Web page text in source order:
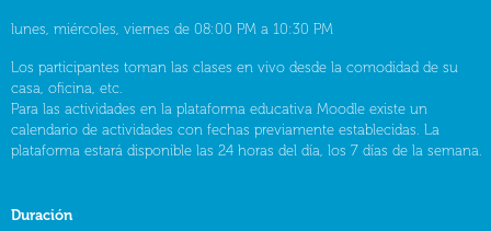
lunes, miércoles, viernes de 08:00 PM a 10:30 PM
Los participantes toman las clases en vivo desde la comodidad de su
casa, oficina, etc.
Para las actividades en la plataforma educativa Moodle existe un
calendario de actividades con fechas previamente establecidas. La
plataforma estará disponible las 24 horas del día, los 7 días de la semana.
Duración